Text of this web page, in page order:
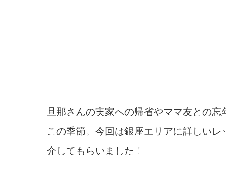
旦那さんの実家への帰省やママ友との
この季節。今回は銀座エリアに詳しい
介してもらいました！